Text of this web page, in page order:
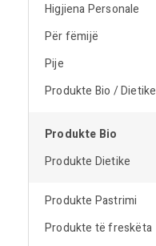
Higjiena Personale
Për fëmijë
Pije
Produkte Bio / Dietike
Produkte Bio
Produkte Dietike
Produkte Pastrimi
Produkte të freskëta